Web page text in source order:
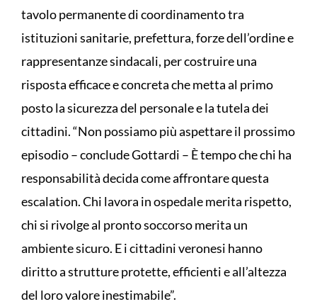
tavolo permanente di coordinamento tra
istituzioni sanitarie, prefettura, forze dell’ordine e
rappresentanze sindacali, per costruire una
risposta efficace e concreta che metta al primo
posto la sicurezza del personale e la tutela dei
cittadini. “Non possiamo più aspettare il prossimo
episodio – conclude Gottardi – È tempo che chi ha
responsabilità decida come affrontare questa
escalation. Chi lavora in ospedale merita rispetto,
chi si rivolge al pronto soccorso merita un
ambiente sicuro. E i cittadini veronesi hanno
diritto a strutture protette, efficienti e all’altezza
del loro valore inestimabile”.